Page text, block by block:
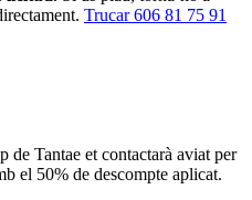
Trucar 606 81 75 91
de Tantae et contactarà aviat per
el 50% de descompte aplicat.